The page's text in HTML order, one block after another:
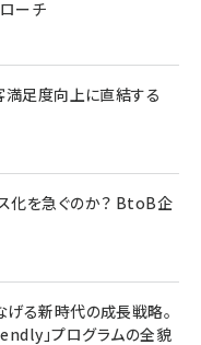
ーチ
満足度向上に直結する
化を急ぐのか？ BtoB企
げる新時代の成長戦略。
」プログラムの全貌